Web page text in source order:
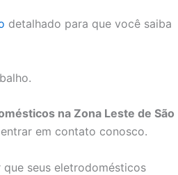
detalhado para que você saiba
na Zona Leste de São
em contato conosco.
seus eletrodomésticos